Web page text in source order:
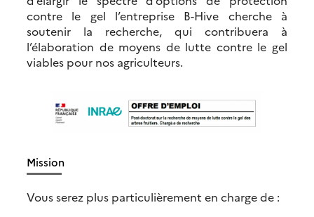
contre le gel l’entreprise B-Hive cherche à
soutenir la recherche, qui contribuera à
l’élaboration de moyens de lutte contre le gel
viables pour nos agriculteurs.
Mission
Vous serez plus particulièrement en charge de :